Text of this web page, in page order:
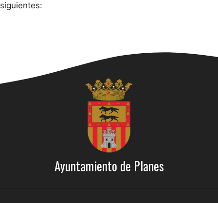
siguientes:
Ayuntamiento de Planes